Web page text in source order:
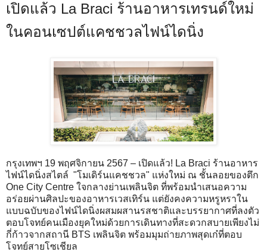
เปิดแล้ว La Braci ร้านอาหารเทรนด์ใหม่
ในคอนเซปต์แคชชวลไฟน์ไดนิ่ง
กรุงเทพฯ 19 พฤศจิกายน 2567 – เปิดแล้ว! La Braci ร้านอาหาร
ไฟน์ไดนิ่งสไตล์ "โมเดิร์นแคชชวล" แห่งใหม่ ณ ชั้นลอยของตึก
One City Centre ใจกลางย่านเพลินจิต ที่พร้อมนำเสนอความ
อร่อยผ่านศิลปะของอาหารเวสเทิร์น แต่ยังคงความหรูหราใน
แบบฉบับของไฟน์ไดนิ่งผสมผสานรสชาติและบรรยากาศที่ลงตัว
ตอบโจทย์คนเมืองยุคใหม่ด้วยการเดินทางที่สะดวกสบายเพียงไม่
กี่ก้าวจากสถานี BTS เพลินจิต พร้อมมุมถ่ายภาพสุดเก๋ที่ตอบ
โจทย์สายโซเชียล